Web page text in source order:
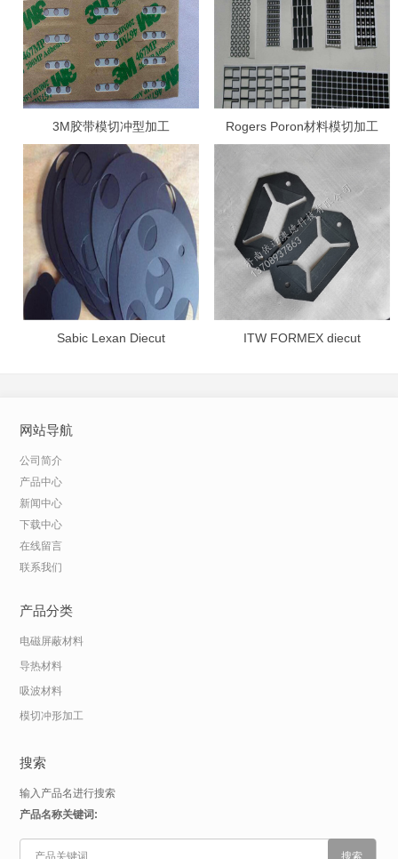
3M胶带模切冲型加工 Rogers Poron材料模切加工
Sabic Lexan Diecut ITW FORMEX diecut
网站导航
公司简介
产品中心
新闻中心
下载中心
在线留言
联系我们
产品分类
电磁屏蔽材料
导热材料
吸波材料
模切冲形加工
搜索
输入产品名进行搜索
产品名称关键词: